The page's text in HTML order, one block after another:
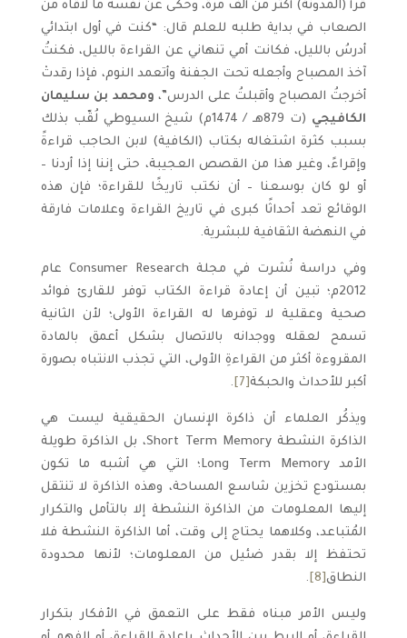
قرأ (المدونة) أكثر من ألف مرة، وحكى عن نفسه ما لاقاه من
الصعاب في بداية طلبه للعلم قال: “كنت في أول ابتدائي
أدرسُ بالليل، فكانت أمي تنهاني عن القراءة بالليل، فكنتُ
آخذ المصباح وأجعله تحت الجفنة وأتعمد النوم، فإذا رقدتْ
أخرجتُ المصباح وأقبلتُ على الدرس”، ومحمد بن سليمان
الكافيجي
(ت 879هـ / 1474م) شيخ السيوطي لُقّب بذلك
بسبب كثرة اشتغاله بكتاب (الكافية) لابن الحاجب قراءةً
وإقراءً، وغير هذا من القصص العجيبة، حتى إننا إذا أردنا –
أو لو كان بوسعنا – أن نكتب تاريخًا للقراءة؛ فإن هذه
الوقائع تعد أحداثًا كبرى في تاريخ القراءة وعلامات فارقة
في النهضة الثقافية للبشرية.
وفي دراسة نُشرت في مجلة Consumer Research عام
2012م؛ تبين أن إعادة قراءة الكتاب توفر للقارئ فوائد
صحية وعقلية لا توفرها له القراءة الأولى؛ لأن الثانية
تسمح لعقله ووجدانه بالاتصال بشكل أعمق بالمادة
المقروءة أكثر من القراءةِ الأولى، التي تجذب الانتباه بصورة
أكبر للأحداث والحبكة[7]
.
ويذكُر العلماء أن ذاكرة الإنسان الحقيقية ليست هي
الذاكرة النشطة Short Term Memory، بل الذاكرة طويلة
الأمد Long Term Memory؛ التي هي أشبه ما تكون
بمستودع تخزين شاسع المساحة، وهذه الذاكرة لا تنتقل
إليها المعلومات من الذاكرة النشطة إلا بالتأمل والتكرار
المُتباعد، وكلاهما يحتاج إلى وقت، أما الذاكرة النشطة فلا
تحتفظ إلا بقدر ضئيل من المعلومات؛ لأنها محدودة
النطاق[8]
.
وليس الأمر مبناه فقط على التعمق في الأفكار بتكرار